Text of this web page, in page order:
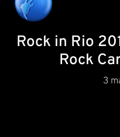
Rock in Rio
Rock
3